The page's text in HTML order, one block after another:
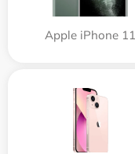
Apple iPhone 11